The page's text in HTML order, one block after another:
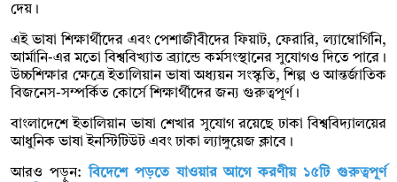
দেয়।
এই ভাষা শিক্ষার্থীদের এবং পেশাজীবীদের ফিয়াট, ফেরারি, ল্যাম্বোর্গিনি,
আর্মানি-এর মতো বিশ্ববিখ্যাত ব্র্যান্ডে কর্মসংস্থানের সুযোগও দিতে পারে।
উচ্চশিক্ষার ক্ষেত্রে ইতালিয়ান ভাষা অধ্যয়ন সংস্কৃতি, শিল্প ও আন্তর্জাতিক
বিজনেস-সম্পর্কিত কোর্সে শিক্ষার্থীদের জন্য গুরুত্বপূর্ণ।
বাংলাদেশে ইতালিয়ান ভাষা শেখার সুযোগ রয়েছে ঢাকা বিশ্ববিদ্যালয়ের
আধুনিক ভাষা ইনস্টিটিউট এবং ঢাকা ল্যাঙ্গুয়েজ ক্লাবে।
আরও পড়ুন:বিদেশে পড়তে যাওয়ার আগে করণীয় ১৫টি গুরুত্বপূর্ণ